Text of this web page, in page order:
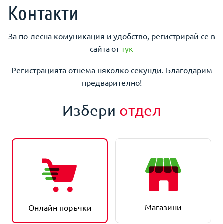
Контакти
За по-лесна комуникация и удобство, регистрирай се в
сайта оттук
Регистрацията отнема няколко секунди. Благодарим
предварително!
Избери отдел
Онлайн поръчки Магазини